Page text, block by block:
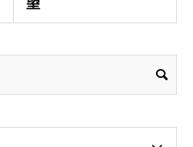
望